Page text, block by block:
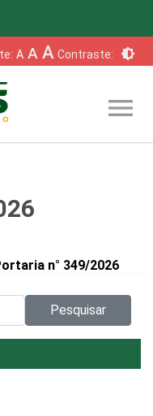
A A A Contraste: brightness_6
menu
n° 349/2026
Pesquisar